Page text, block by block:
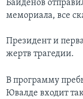
Байденов
мемориала, все
Президент и
жертв трагедии.
В программу
Ювалде входит